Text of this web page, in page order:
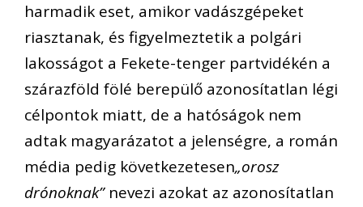
harmadik eset, amikor vadászgépeket
riasztanak, és figyelmeztetik a polgári
lakosságot a Fekete-tenger partvidékén a
szárazföld fölé berepülő azonosítatlan légi
célpontok miatt, de a hatóságok nem
adtak magyarázatot a jelenségre, a román
média pedig következetesen„orosz
drónoknak”nevezi azokat az azonosítatlan